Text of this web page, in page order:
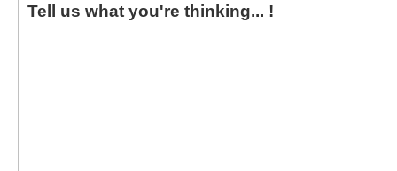
Tell us what you're thinking... !